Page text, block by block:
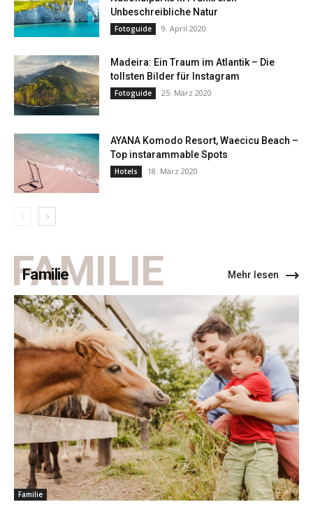
Unbeschreibliche Natur
Fotoguide 9. April 2020
Madeira: Ein Traum im Atlantik – Die
tollsten Bilder für Instagram
Fotoguide 25. März 2020
AYANA Komodo Resort, Waecicu Beach –
Top instarammable Spots
Hotels 18. März 2020
Familie
FAMILIE Mehr lesen
Familie